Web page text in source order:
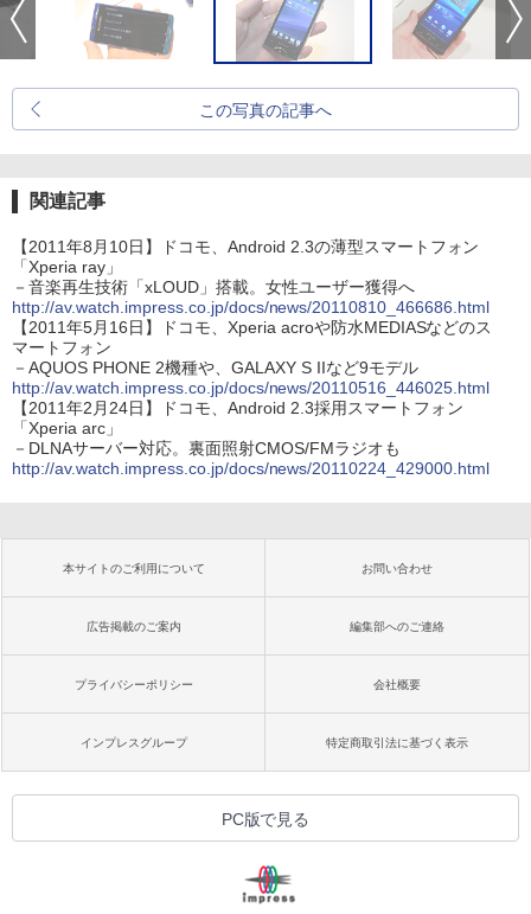
この写真の記事へ
関連記事
【2011年8月10日】ドコモ、Android 2.3の薄型スマートフォン
「Xperia ray」
－音楽再生技術「xLOUD」搭載。女性ユーザー獲得へ
http://av.watch.impress.co.jp/docs/news/20110810_466686.html
【2011年5月16日】ドコモ、Xperia acroや防水MEDIASなどのス
マートフォン
－AQUOS PHONE 2機種や、GALAXY S IIなど9モデル
http://av.watch.impress.co.jp/docs/news/20110516_446025.html
【2011年2月24日】ドコモ、Android 2.3採用スマートフォン
「Xperia arc」
－DLNAサーバー対応。裏面照射CMOS/FMラジオも
http://av.watch.impress.co.jp/docs/news/20110224_429000.html
本サイトのご利用について お問い合わせ
広告掲載のご案内 編集部へのご連絡
プライバシーポリシー 会社概要
インプレスグループ 特定商取引法に基づく表示
PC版で見る